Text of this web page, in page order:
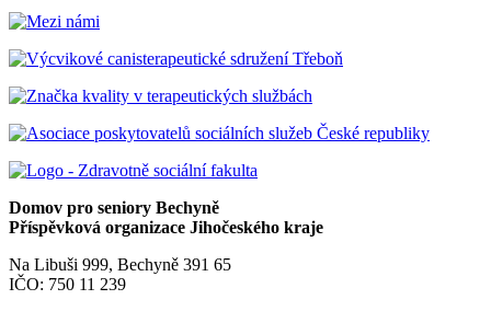
Domov pro seniory Bechyně
Příspěvková organizace Jihočeského kraje
Na Libuši 999, Bechyně 391 65
IČO: 750 11 239